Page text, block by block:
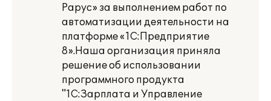
Рарус» за выполнением работ по
автоматизации деятельности на
платформе «1С:Предприятие
8».Наша организация приняла
решение об использовании
программного продукта
"1С:Зарплата и Управление